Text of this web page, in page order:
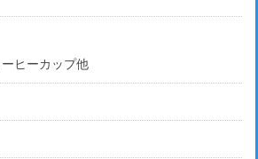
ヒーカップ他